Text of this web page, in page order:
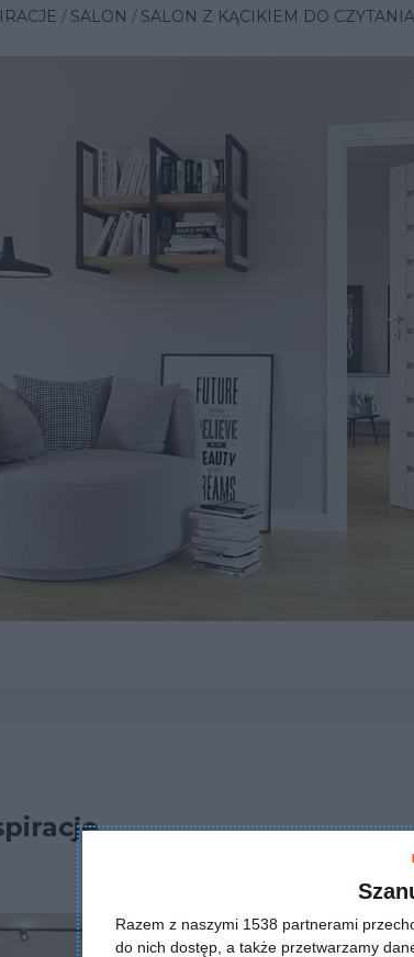
Razem z naszymi 1538 partnerami
do nich dostęp, a także przetwarzamy
SALON SALON Z KĄCIKIEM DO CZYTANIA